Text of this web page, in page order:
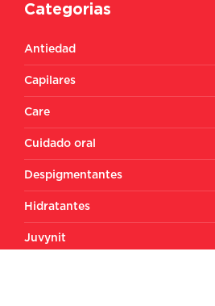
Categorias
Antiedad
Capilares
Care
Cuidado oral
Despigmentantes
Hidratantes
Juvynit